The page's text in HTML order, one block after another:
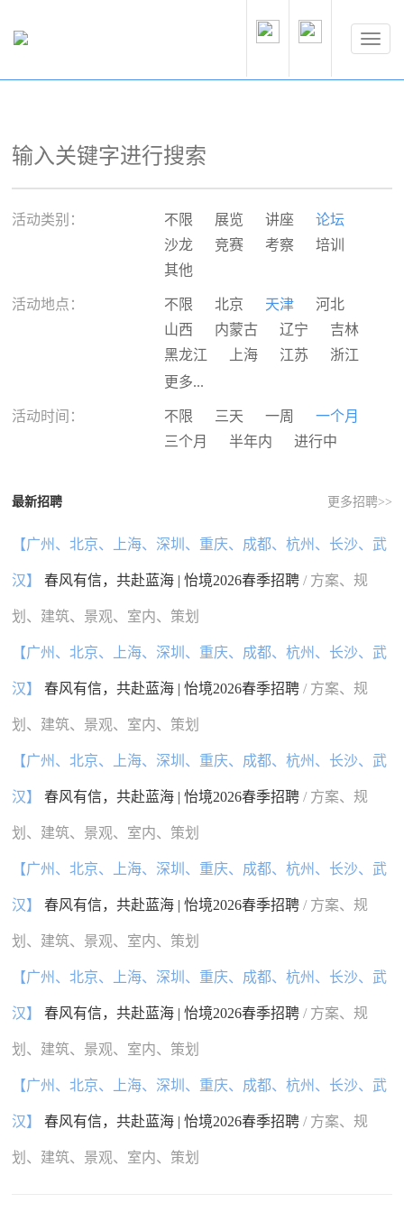
活动类别： 不限 展览 讲座
论坛
沙龙
竞赛 考察
培训
其他
活动地点： 不限 北京 天津
河北
山西
内蒙古 辽宁
吉林
黑龙江
上海 江苏
浙江
安徽
广东
广西
海南 重庆
四川
国外
更多...
活动时间： 不限 三天 一周
一个月
三个月
半年内 进行中
最新招聘 更多招聘>>
【广州、北京、上海、深圳、重庆、成都、杭州、长沙、武
汉】 春风有信，共赴蓝海 | 怡境2026春季招聘/ 方案、规
划、建筑、景观、室内、策划
【广州、北京、上海、深圳、重庆、成都、杭州、长沙、武
汉】 春风有信，共赴蓝海 | 怡境2026春季招聘/ 方案、规
划、建筑、景观、室内、策划
【广州、北京、上海、深圳、重庆、成都、杭州、长沙、武
汉】 春风有信，共赴蓝海 | 怡境2026春季招聘/ 方案、规
划、建筑、景观、室内、策划
【广州、北京、上海、深圳、重庆、成都、杭州、长沙、武
汉】 春风有信，共赴蓝海 | 怡境2026春季招聘/ 方案、规
划、建筑、景观、室内、策划
【广州、北京、上海、深圳、重庆、成都、杭州、长沙、武
汉】 春风有信，共赴蓝海 | 怡境2026春季招聘/ 方案、规
划、建筑、景观、室内、策划
【广州、北京、上海、深圳、重庆、成都、杭州、长沙、武
汉】 春风有信，共赴蓝海 | 怡境2026春季招聘/ 方案、规
划、建筑、景观、室内、策划